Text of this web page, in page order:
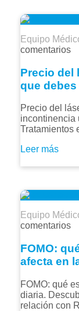
Equipo
comentarios
Precio del
que
Precio del
incontinencia
Tratamientos
Leer más
Equipo
comentarios
FOMO:
afecta en
FOMO: qué
diaria.
relación con